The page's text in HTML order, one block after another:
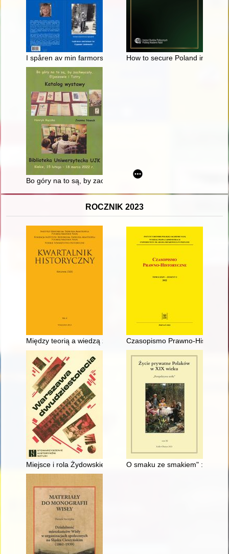
I spåren av min farmors far Zygmunt Laskowski
How to secure Poland in the
Bo góry na to są, by zachwycały : Eljaszowie i Tatry :
ROCZNIK 2023
Między teorią a wiedzą źródłową : nowe spojrzenie na rolę
Czasopismo Prawno-
Miejsce i rola Żydowskiego Towarzystwa Krzewienia Sztuk
O smaku ze smakiem" : czy